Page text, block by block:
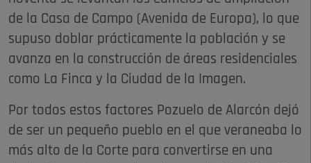
de la Casa de Campo (Avenida de Europa), lo que
supuso doblar prácticamente la población y se
avanza en la construcción de áreas residenciales
como La Finca y la Ciudad de la Imagen.
Por todos estos factores Pozuelo de Alarcón dejó
de ser un pequeño pueblo en el que veraneaba lo
más alto de la Corte para convertirse en una